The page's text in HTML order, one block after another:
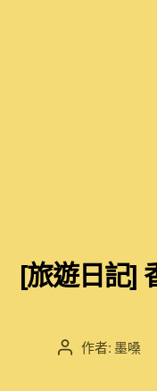
[旅遊日記]
文 作者: 墨嗓